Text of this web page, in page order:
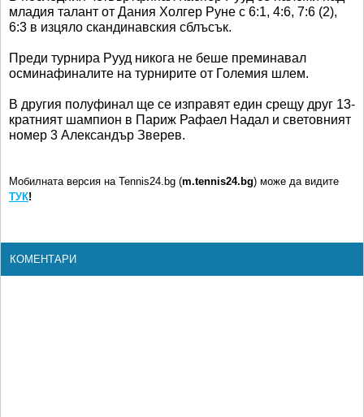
младия талант от Дания Холгер Руне с 6:1, 4:6, 7:6 (2),
6:3 в изцяло скандинавския сблъсък.
Преди турнира Рууд никога не беше преминавал
осминафиналите на турнирите от Големия шлем.
В другия полуфинал ще се изправят един срещу друг 13-
кратният шампион в Париж Рафаел Надал и световният
номер 3 Александър Зверев.
Мобилната версия на Tennis24.bg (m.tennis24.bg) може да видите
ТУК!
КОМЕНТАРИ